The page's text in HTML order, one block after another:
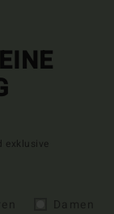
exklusive